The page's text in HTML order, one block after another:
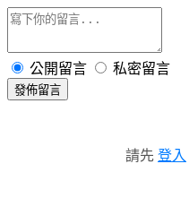
公開留言 私密留言
發佈留言
請先 登入